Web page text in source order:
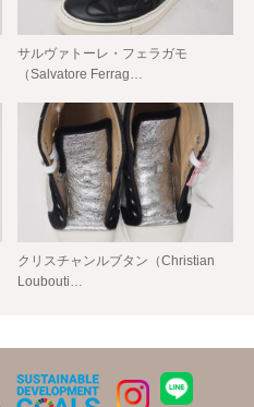
サルヴァトーレ・フェラガモ
（Salvatore Ferrag…
クリスチャンルブタン（Christian
Loubouti…